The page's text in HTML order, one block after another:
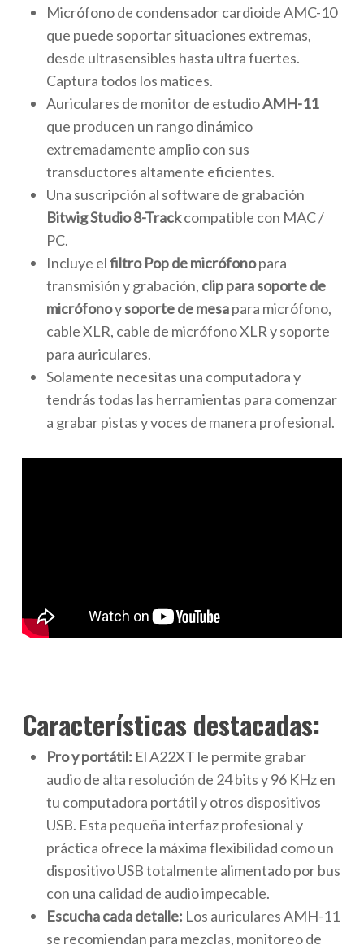
Micrófono de condensador cardioide AMC-10
que puede soportar situaciones extremas,
desde ultrasensibles hasta ultra fuertes.
Captura todos los matices.
Auriculares de monitor de estudioAMH-11
que producen un rango dinámico
extremadamente amplio con sus
transductores altamente eficientes.
Una suscripción al software de grabación
Bitwig Studio 8-Trackcompatible con MAC /
PC.
Incluye elfiltro Pop de micrófonopara
transmisión y grabación, clip para soporte de
micrófonoysoporte de mesapara micrófono,
cable XLR, cable de micrófono XLR y soporte
para auriculares.
Solamente necesitas una computadora y
tendrás todas las herramientas para comenzar
a grabar pistas y voces de manera profesional.
Características destacadas:
Pro y portátil: El A22XT le permite grabar
audio de alta resolución de 24 bits y 96 KHz en
tu computadora portátil y otros dispositivos
USB. Esta pequeña interfaz profesional y
práctica ofrece la máxima flexibilidad como un
dispositivo USB totalmente alimentado por bus
con una calidad de audio impecable.
Escucha cada detalle: Los auriculares AMH-11
se recomiendan para mezclas, monitoreo de